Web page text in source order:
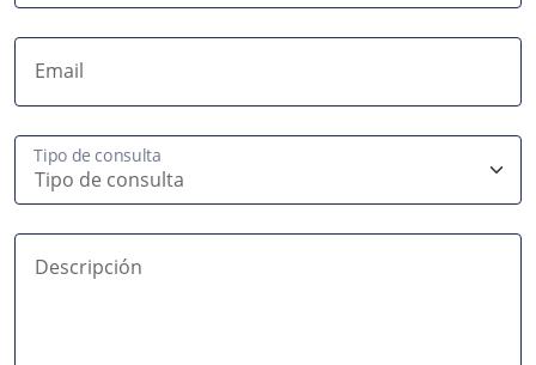
Email
Tipo de consulta
Descripción